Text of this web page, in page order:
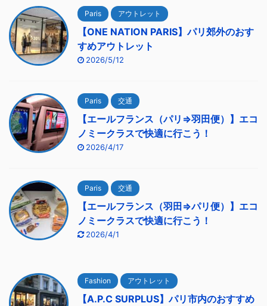
Paris アウトレット
【ONE NATION PARIS】パリ郊外のおす
すめアウトレット
2026/5/12
Paris 交通
【エールフランス（パリ⇒羽田便）】エコ
ノミークラスで快適に行こう！
2026/4/17
Paris 交通
【エールフランス（羽田⇒パリ便）】エコ
ノミークラスで快適に行こう！
2026/4/1
Fashion アウトレット
【A.P.C SURPLUS】パリ市内のおすすめ